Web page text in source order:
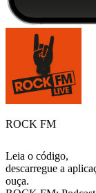
ROCK FM
Leia o código,
descarregue a
ouça.